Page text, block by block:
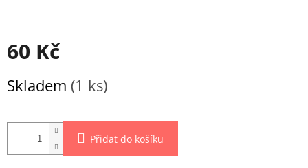
60 Kč
cena:
Skladem (1 ks)
Přidat do košíku